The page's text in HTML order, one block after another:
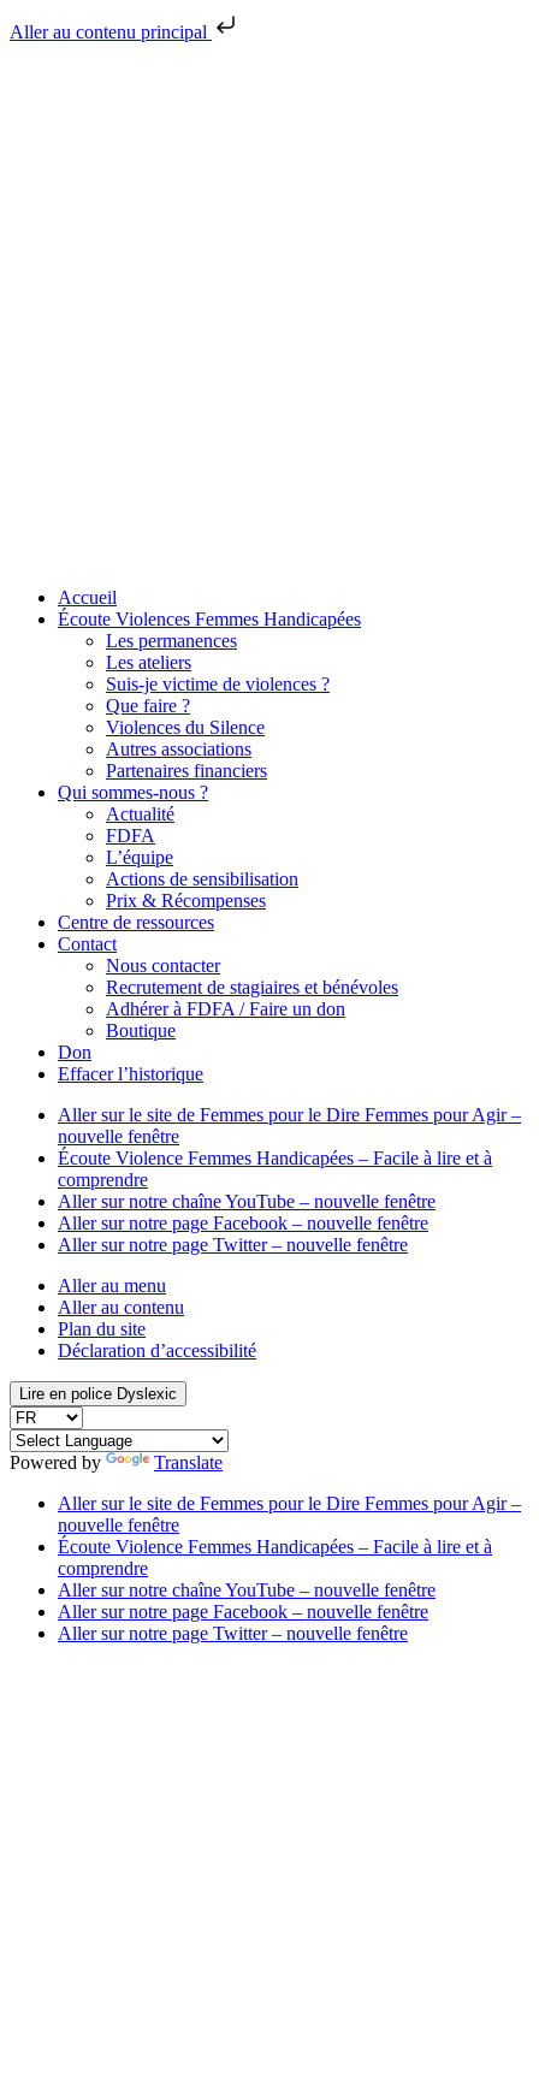
Aller au contenu principal
Accueil
Écoute Violences Femmes Handicapées
Les permanences
Les ateliers
Suis-je victime de violences ?
Que faire ?
Violences du Silence
Autres associations
Partenaires financiers
Qui sommes-nous ?
Actualité
FDFA
L’équipe
Actions de sensibilisation
Prix & Récompenses
Centre de ressources
Contact
Nous contacter
Recrutement de stagiaires et bénévoles
Adhérer à FDFA / Faire un don
Boutique
Don
Effacer l’historique
Aller sur le site de Femmes pour le Dire Femmes pour Agir–
nouvelle fenêtre
Écoute Violence Femmes Handicapées – Facile à lire et à
comprendre
Aller sur notre chaîne YouTube – nouvelle fenêtre
Aller sur notre page Facebook – nouvelle fenêtre
Aller sur notre page Twitter– nouvelle fenêtre
Aller au menu
Aller au contenu
Plan du site
Déclaration d’accessibilité
Lire en police Dyslexic
Powered by
Translate
Aller sur le site de Femmes pour le Dire Femmes pour Agir–
nouvelle fenêtre
Écoute Violence Femmes Handicapées – Facile à lire et à
comprendre
Aller sur notre chaîne YouTube – nouvelle fenêtre
Aller sur notre page Facebook – nouvelle fenêtre
Aller sur notre page Twitter– nouvelle fenêtre